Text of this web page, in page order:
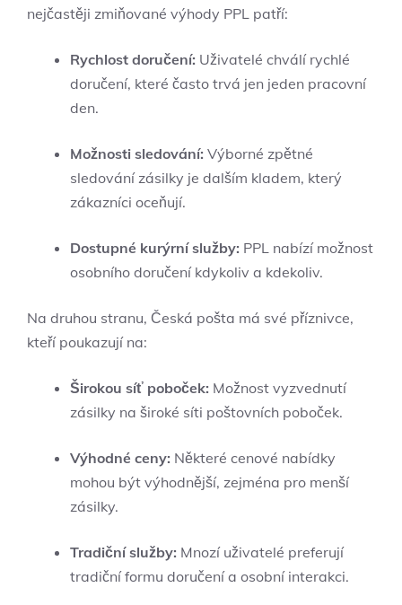
nejčastěji zmiňované výhody PPL patří:
Rychlost doručení: Uživatelé chválí rychlé
doručení, které často trvá jen jeden pracovní
den.
Možnosti sledování: Výborné zpětné
sledování zásilky je dalším kladem, který
zákazníci oceňují.
Dostupné kurýrní služby: PPL nabízí možnost
osobního doručení kdykoliv a kdekoliv.
Na druhou stranu, Česká pošta má své příznivce,
kteří poukazují na:
Širokou síť poboček: Možnost vyzvednutí
zásilky na široké síti poštovních poboček.
Výhodné ceny: Některé cenové nabídky
mohou být výhodnější, zejména pro menší
zásilky.
Tradiční služby: Mnozí uživatelé preferují
tradiční formu doručení a osobní interakci.